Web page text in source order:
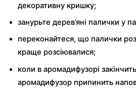
декоративну кришку;
занурьте дерев’яні палички у
переконайтеся, що палички
краще розсіювалися;
коли в аромадифузорі
аромадифузор припинить